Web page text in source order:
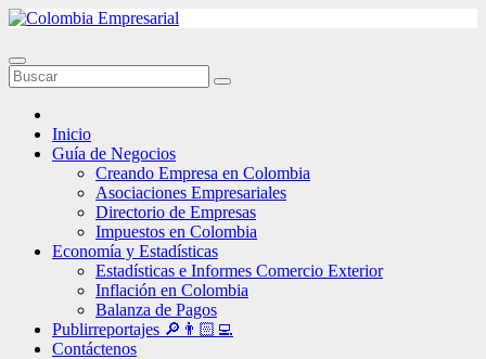
Ir
contenido
Inicio
Guía de Negocios
Creando Empresa en Colombia
Asociaciones Empresariales
Directorio de Empresas
Impuestos en Colombia
Economía y Estadísticas
Estadísticas e Informes Comercio Exterior
Inflación en Colombia
Balanza de Pagos
Publirreportajes 🔎👨🏻‍💻
Contáctenos